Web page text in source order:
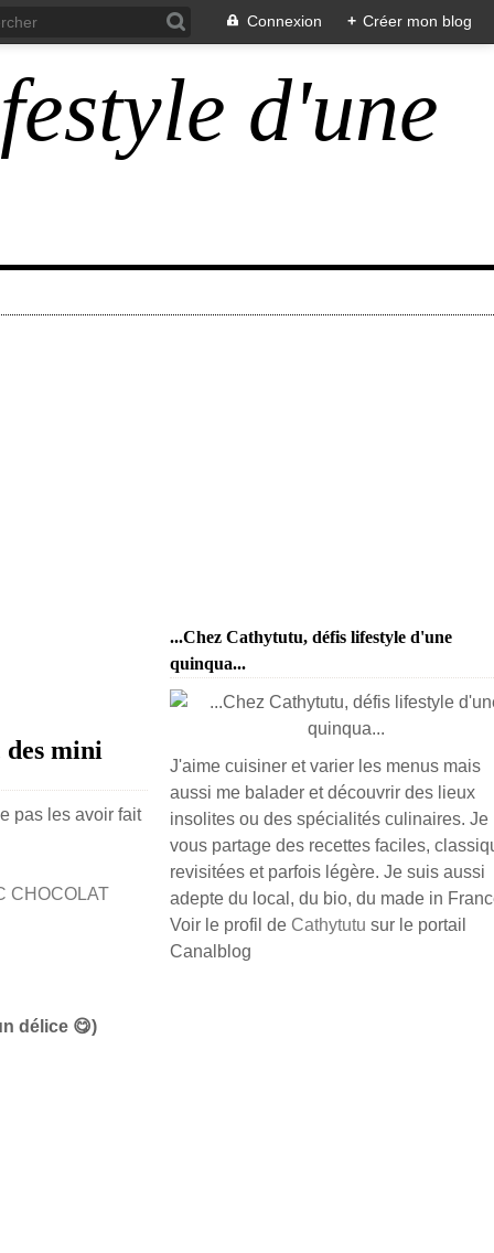
Connexion + Créer mon blog
d'une
mini
pas les avoir fait
délice 😋)
...Chez Cathytutu, défis lifestyle d'une
quinqua...
J'aime cuisiner et varier les menus mais
aussi me balader et découvrir des lieux
insolites ou des spécialités culinaires. Je
vous partage des recettes faciles,
revisitées et parfois légère. Je suis aussi
adepte du local, du bio, du made in
Voir le profil de Cathytutu sur le portail
Canalblog